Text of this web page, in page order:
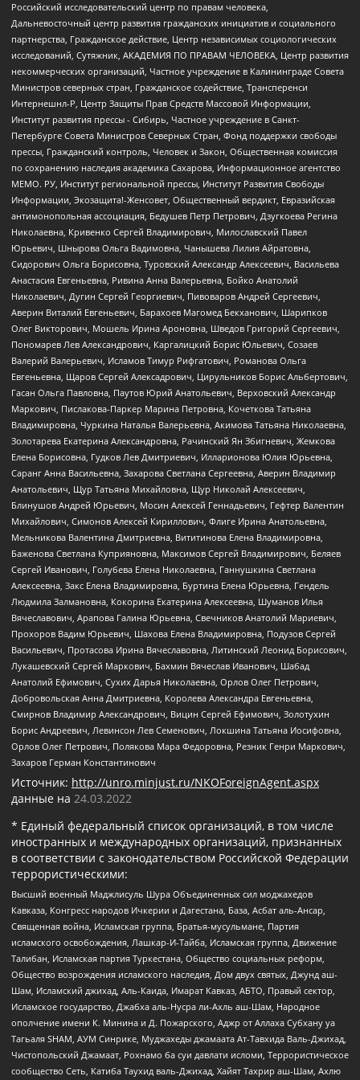
Российский исследовательский центр по правам человека,
Дальневосточный центр развития гражданских инициатив и социального
партнерства, Гражданское действие, Центр независимых социологических
исследований, Сутяжник, АКАДЕМИЯ ПО ПРАВАМ ЧЕЛОВЕКА, Центр развития
некоммерческих организаций, Частное учреждение в Калининграде Совета
Министров северных стран, Гражданское содействие, Трансперенси
Интернешнл-Р, Центр Защиты Прав Средств Массовой Информации,
Институт развития прессы - Сибирь, Частное учреждение в Санкт-
Петербурге Совета Министров Северных Стран, Фонд поддержки свободы
прессы, Гражданский контроль, Человек и Закон, Общественная комиссия
по сохранению наследия академика Сахарова, Информационное агентство
МЕМО. РУ, Институт региональной прессы, Институт Развития Свободы
Информации, Экозащита!-Женсовет, Общественный вердикт, Евразийская
антимонопольная ассоциация, Бедушев Петр Петрович, Дзугкоева Регина
Николаевна, Кривенко Сергей Владимирович, Милославский Павел
Юрьевич, Шнырова Ольга Вадимовна, Чанышева Лилия Айратовна,
Сидорович Ольга Борисовна, Туровский Александр Алексеевич, Васильева
Анастасия Евгеньевна, Ривина Анна Валерьевна, Бойко Анатолий
Николаевич, Дугин Сергей Георгиевич, Пивоваров Андрей Сергеевич,
Аверин Виталий Евгеньевич, Барахоев Магомед Бекханович, Шарипков
Олег Викторович, Мошель Ирина Ароновна, Шведов Григорий Сергеевич,
Пономарев Лев Александрович, Каргалицкий Борис Юльевич, Созаев
Валерий Валерьевич, Исламов Тимур Рифгатович, Романова Ольга
Евгеньевна, Щаров Сергей Алексадрович, Цирульников Борис Альбертович,
Гасан Ольга Павловна, Паутов Юрий Анатольевич, Верховский Александр
Маркович, Пислакова-Паркер Марина Петровна, Кочеткова Татьяна
Владимировна, Чуркина Наталья Валерьевна, Акимова Татьяна Николаевна,
Золотарева Екатерина Александровна, Рачинский Ян Збигневич, Жемкова
Елена Борисовна, Гудков Лев Дмитриевич, Илларионова Юлия Юрьевна,
Саранг Анна Васильевна, Захарова Светлана Сергеевна, Аверин Владимир
Анатольевич, Щур Татьяна Михайловна, Щур Николай Алексеевич,
Блинушов Андрей Юрьевич, Мосин Алексей Геннадьевич, Гефтер Валентин
Михайлович, Симонов Алексей Кириллович, Флиге Ирина Анатольевна,
Мельникова Валентина Дмитриевна, Вититинова Елена Владимировна,
Баженова Светлана Куприяновна, Максимов Сергей Владимирович, Беляев
Сергей Иванович, Голубева Елена Николаевна, Ганнушкина Светлана
Алексеевна, Закс Елена Владимировна, Буртина Елена Юрьевна, Гендель
Людмила Залмановна, Кокорина Екатерина Алексеевна, Шуманов Илья
Вячеславович, Арапова Галина Юрьевна, Свечников Анатолий Мариевич,
Прохоров Вадим Юрьевич, Шахова Елена Владимировна, Подузов Сергей
Васильевич, Протасова Ирина Вячеславовна, Литинский Леонид Борисович,
Лукашевский Сергей Маркович, Бахмин Вячеслав Иванович, Шабад
Анатолий Ефимович, Сухих Дарья Николаевна, Орлов Олег Петрович,
Добровольская Анна Дмитриевна, Королева Александра Евгеньевна,
Смирнов Владимир Александрович, Вицин Сергей Ефимович, Золотухин
Борис Андреевич, Левинсон Лев Семенович, Локшина Татьяна Иосифовна,
Орлов Олег Петрович, Полякова Мара Федоровна, Резник Генри Маркович,
Захаров Герман Константинович
Источник: http://unro.minjust.ru/NKOForeignAgent.aspx
данные на 24.03.2022
* Единый федеральный список организаций, в том числе
иностранных и международных организаций, признанных
в соответствии с законодательством Российской Федерации
террористическими:
Высший военный Маджлисуль Шура Объединенных сил моджахедов
Кавказа, Конгресс народов Ичкерии и Дагестана, База, Асбат аль-Ансар,
Священная война, Исламская группа, Братья-мусульмане, Партия
исламского освобождения, Лашкар-И-Тайба, Исламская группа, Движение
Талибан, Исламская партия Туркестана, Общество социальных реформ,
Общество возрождения исламского наследия, Дом двух святых, Джунд аш-
Шам, Исламский джихад, Аль-Каида, Имарат Кавказ, АБТО, Правый сектор,
Исламское государство, Джабха аль-Нусра ли-Ахль аш-Шам, Народное
ополчение имени К. Минина и Д. Пожарского, Аджр от Аллаха Субхану уа
Тагьаля SHAM, АУМ Синрике, Муджахеды джамаата Ат-Тавхида Валь-Джихад,
Чистопольский Джамаат, Рохнамо ба суи давлати исломи, Террористическое
сообщество Сеть, Катиба Таухид валь-Джихад, Хайят Тахрир аш-Шам, Ахлю